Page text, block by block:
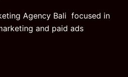
Agency Bali focused in
and paid ads